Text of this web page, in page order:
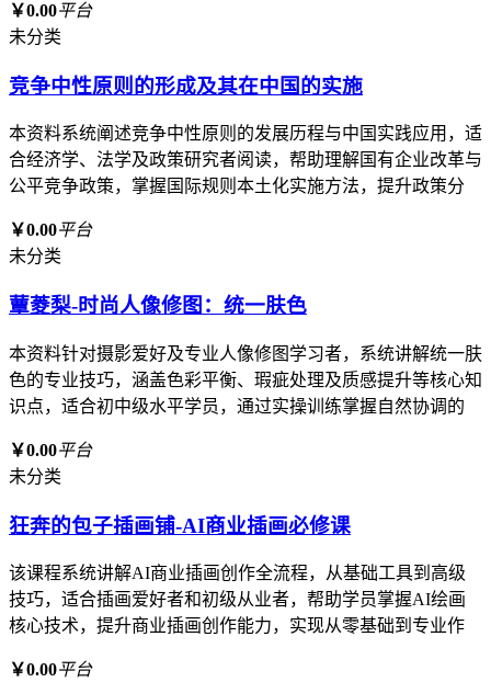
￥0.00平台
未分类
竞争中性原则的形成及其在中国的实施
本资料系统阐述竞争中性原则的发展历程与中国实践应用，适
合经济学、法学及政策研究者阅读，帮助理解国有企业改革与
公平竞争政策，掌握国际规则本土化实施方法，提升政策分
￥0.00平台
未分类
蕈菱梨-时尚人像修图：统一肤色
本资料针对摄影爱好及专业人像修图学习者，系统讲解统一肤
色的专业技巧，涵盖色彩平衡、瑕疵处理及质感提升等核心知
识点，适合初中级水平学员，通过实操训练掌握自然协调的
￥0.00平台
未分类
狂奔的包子插画铺-AI商业插画必修课
该课程系统讲解AI商业插画创作全流程，从基础工具到高级
技巧，适合插画爱好者和初级从业者，帮助学员掌握AI绘画
核心技术，提升商业插画创作能力，实现从零基础到专业作
￥0.00平台